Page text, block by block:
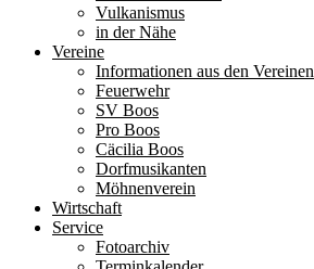
Vulkanismus
in der Nähe
Vereine
Informationen aus den Vereinen
Feuerwehr
SV Boos
Pro Boos
Cäcilia Boos
Dorfmusikanten
Möhnenverein
Wirtschaft
Service
Fotoarchiv